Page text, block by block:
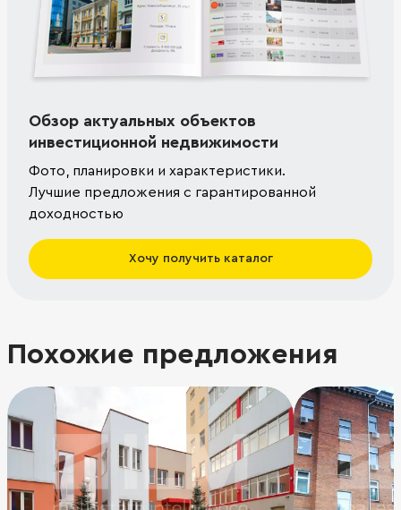
Обзор актуальных объектов
инвестиционной недвижимости
Фото, планировки и характеристики.
Лучшие предложения с гарантированной
доходностью
Хочу получить каталог
Похожие предложения